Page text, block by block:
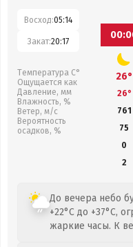
Восход:05:14
Закат:20:17
Температура С°
Ощущается как
Давление, мм
Влажность, %
Ветер, м/с
Вероятность
осадков, %
26°
26°
761
75
0
2
До вечера небо
+22°C до +37°C,
жаркие часы. К